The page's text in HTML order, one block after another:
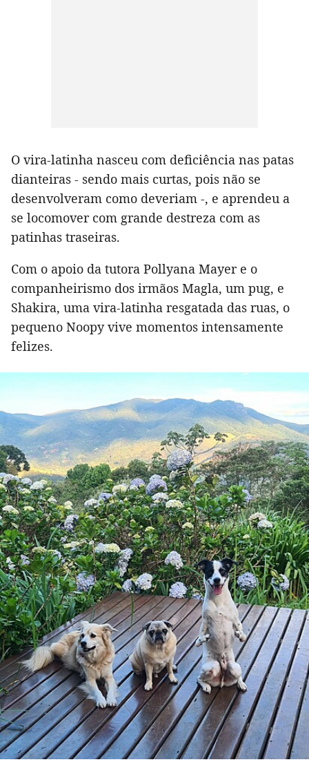
O vira-latinha nasceu com deficiência nas patas
dianteiras - sendo mais curtas, pois não se
desenvolveram como deveriam -, e aprendeu a
se locomover com grande destreza com as
patinhas traseiras.
Com o apoio da tutora Pollyana Mayer e o
companheirismo dos irmãos Magla, um pug, e
Shakira, uma vira-latinha resgatada das ruas, o
pequeno Noopy vive momentos intensamente
felizes.